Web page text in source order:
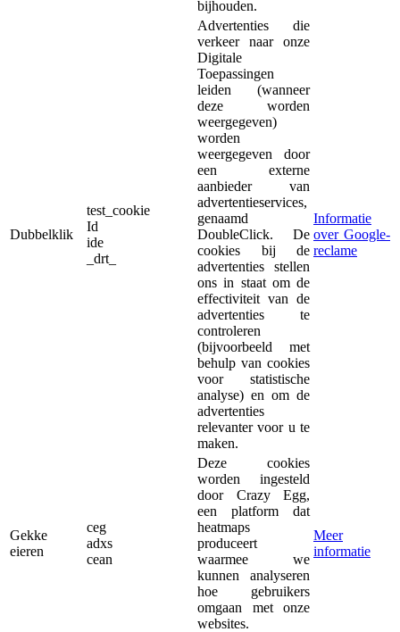
bijhouden.
Dubbelklik
test_cookie
Id
ide
_drt_
Advertenties die
verkeer naar onze
Digitale
Toepassingen
leiden (wanneer
deze worden
weergegeven)
worden
weergegeven door
een externe
aanbieder van
advertentieservices,
genaamd
DoubleClick. De
cookies bij de
advertenties stellen
ons in staat om de
effectiviteit van de
advertenties te
controleren
(bijvoorbeeld met
behulp van cookies
voor statistische
analyse) en om de
advertenties
relevanter voor u te
maken.
Informatie
over Google-
reclame
Gekke
eieren
ceg
adxs
cean
Deze cookies
worden ingesteld
door Crazy Egg,
een platform dat
heatmaps
produceert
waarmee we
kunnen analyseren
hoe gebruikers
omgaan met onze
websites.
Meer
informatie